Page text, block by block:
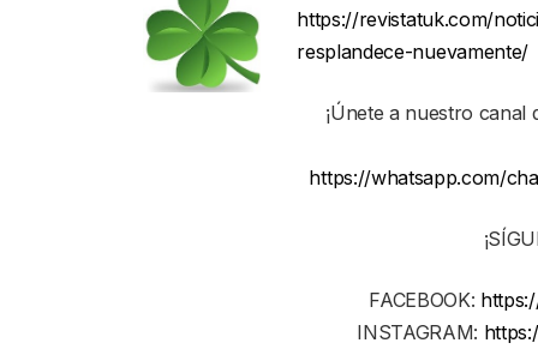
https://revistatuk.com/
resplandece-nuevamente/
¡Únete a nuestro
https://whatsapp.com/
FACEBOOK:
INSTAGRAM: